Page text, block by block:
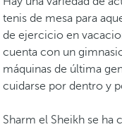
tenis de mesa para
de ejercicio en
cuenta con un
máquinas de última
cuidarse por dentro y
Sharm el Sheikh se